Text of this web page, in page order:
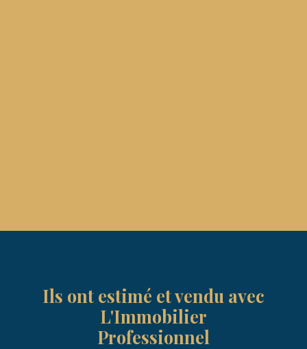
Ils ont estimé et vendu avec
L'Immobilier
Professionnel